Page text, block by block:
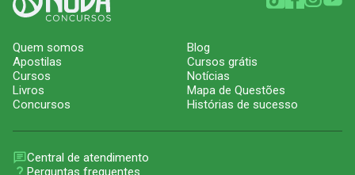
Quem somos
Apostilas
Cursos
Livros
Concursos
Blog
Cursos grátis
Notícias
Mapa de Questões
Histórias de sucesso
Central de atendimento
Perguntas frequentes